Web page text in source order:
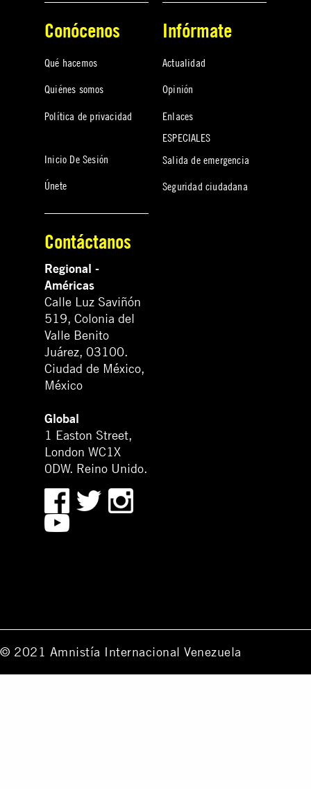
Conócenos
Qué hacemos
Quiénes somos
Política de privacidad
Inicio De Sesión
Únete
Infórmate
Actualidad
Opinión
Enlaces
ESPECIALES
Salida de emergencia
Seguridad ciudadana
Contáctanos
Regional -
Américas
Calle Luz Saviñón
519, Colonia del
Valle Benito
Juárez, 03100.
Ciudad de México,
México
Global
1 Easton Street,
London WC1X
0DW. Reino Unido.
© 2021 Amnistía Internacional Venezuela